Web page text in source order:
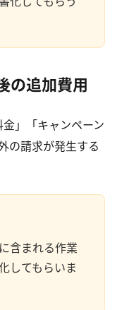
の追加費用
」「キャンペーン
の請求が発生する
含まれる作業
してもらいま